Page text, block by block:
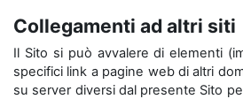
Collegamenti ad altri siti
Il Sito si può avvalere di elementi
specifici link a pagine web di altri
su server diversi dal presente Sito